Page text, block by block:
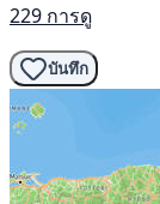
229 การดู
บันทึก